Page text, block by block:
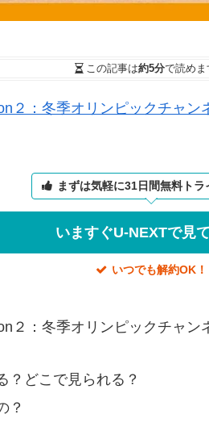
この記事は約5分で読めま
２：冬季オリンピックチャン
まずは気軽に31日間無料トラ
いますぐU-NEXTで見
いつでも解約OK！
２：冬季オリンピックチャン
？どこで見られる？
？